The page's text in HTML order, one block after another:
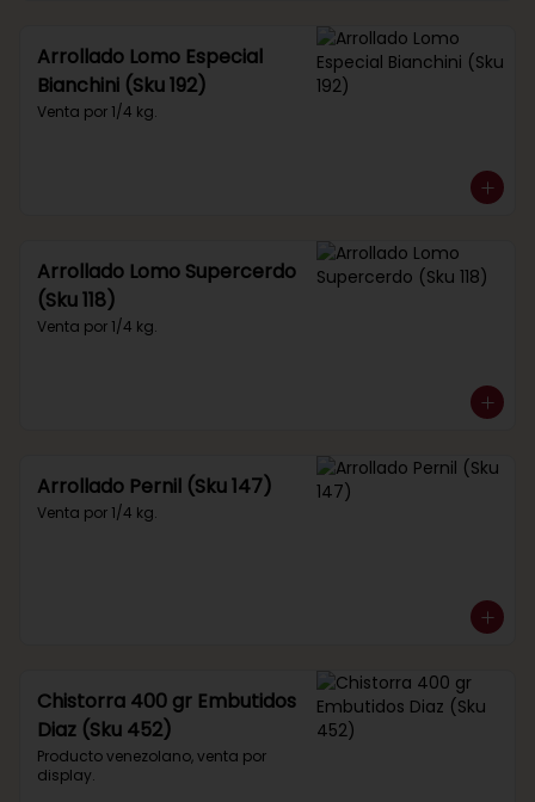
Arrollado Lomo Especial
Bianchini (Sku 192)
Venta por 1/4 kg.
Arrollado Lomo Supercerdo
(Sku 118)
Venta por 1/4 kg.
Arrollado Pernil (Sku 147)
Venta por 1/4 kg.
Chistorra 400 gr Embutidos
Diaz (Sku 452)
Producto venezolano, venta por
display.